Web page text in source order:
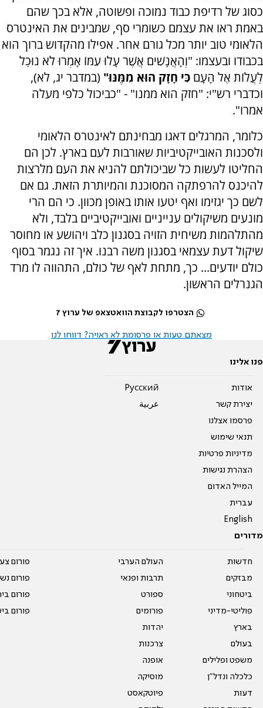
כסוג של רדיפת כבוד נמוכה ופשוטה, אלא בכך שהם
באמת ראו את עצמם כשומרי סף, שמבינים את האינטרס
הלאומי טוב יותר מכל גורם אחר. אפילו מהקדוש ברוך הוא
בכבודו ובעצמו: "וְהָאֲנָשִׁים אֲשֶׁר עָלוּ עִמּוֹ אָמְרוּ לֹא נוּכַל
לַעֲלוֹת אֶל הָעָם כִּי חָזָק הוּא מִמֶּנּוּ" (במדבר יג, לא),
וכדברי רש"י: "חזק הוא ממנו" - "כביכול כלפי מעלה
אמרו".
כלומר, המרגלים דאגו מבחינתם לאינטרס הלאומי
ולסכנות האובייקטיביות שאורבות לעם בארץ. לכן הם
החליטו לעשות כל שביכולתם להניא את העם מלרצות
להיכנס להרפתקה המסוכנת והמיותרת הזאת. גם אם
לשם כך יגזימו ואף יטעו אותו באופן מכוון. כי הם הרי
מונעים משיקולים ענייניים ואובייקטיביים בלבד, ולא
מהתלהמות משיחית הזויה בסגנון כלב ויהושע או מחוסר
שיקול דעת עצמאי בסגנון משה רבנו. איך זה נגמר בסוף
כולם יודעים... כך, מתחת לאף של כולם, התהווה לו מרד
הגנרלים הראשון.
הצטרפו לקבוצת הוואטצאפ של ערוץ 7
מצאתם טעות או פרסומת לא ראויה? דווחו לנו
פנו אלינו
אודות
יצירת קשר
פרסמו אצלנו
תנאי שימוש
מדיניות פרטיות
הצהרת נגישות
המייל האדום
עברית
English
Pусский
عربية
מדורים
חדשות
מבזקים
ביטחוני
פוליטי-מדיני
בארץ
בעולם
משפט ופלילים
כלכלה ונדל"ן
דעות
העולם הערבי
תרבות ופנאי
ספורט
פורומים
יהדות
צרכנות
אופנה
מוסיקה
פיוטקאסט
פורום
פורום
פורום
פורום